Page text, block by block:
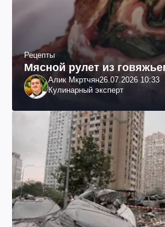
Рецепты
Мясной рулет из
Алик Мкртчян26.07.2026 10:33
Кулинарный эксперт